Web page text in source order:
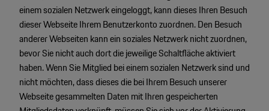
einem sozialen Netzwerk eingeloggt, kann dieses Ihren Besuch
dieser Webseite Ihrem Benutzerkonto zuordnen. Den Besuch
anderer Webseiten kann ein soziales Netzwerk nicht zuordnen,
bevor Sie nicht auch dort die jeweilige Schaltfläche aktiviert
haben. Wenn Sie Mitglied bei einem sozialen Netzwerk sind und
nicht möchten, dass dieses die bei Ihrem Besuch unserer
Webseite gesammelten Daten mit Ihren gespeicherten